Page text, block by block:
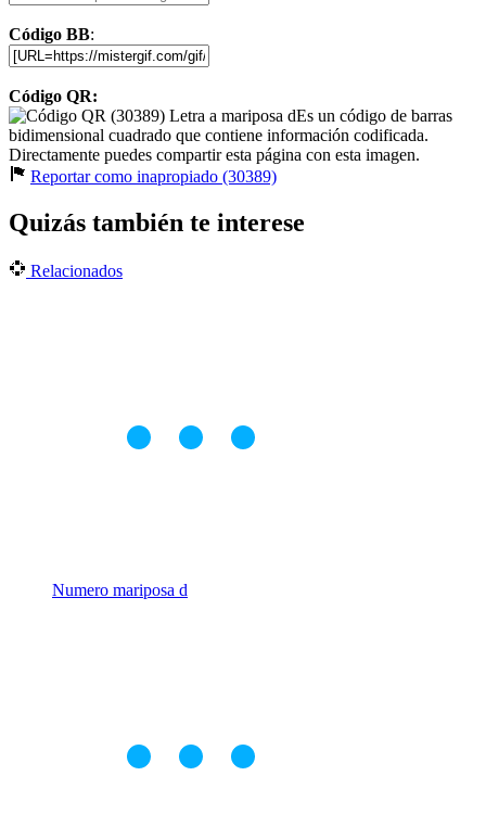
Código BB:
Código QR:
Es un código de barras
bidimensional cuadrado que contiene información codificada.
Directamente puedes compartir esta página con esta imagen.
Reportar como inapropiado (30389)
Quizás también te interese
Relacionados
Numero mariposa d